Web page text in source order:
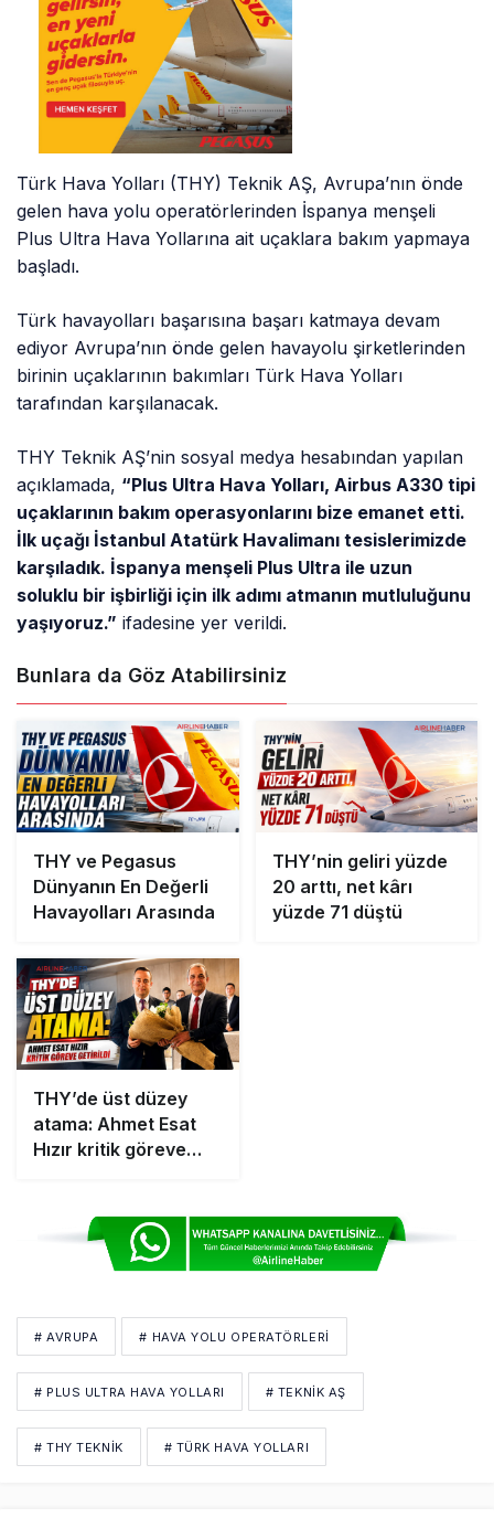
Türk Hava Yolları (THY) Teknik AŞ, Avrupa’nın önde
gelen hava yolu operatörlerinden İspanya menşeli
Plus Ultra Hava Yollarına ait uçaklara bakım yapmaya
başladı.
Türk havayolları başarısına başarı katmaya devam
ediyor Avrupa’nın önde gelen havayolu şirketlerinden
birinin uçaklarının bakımları Türk Hava Yolları
tarafından karşılanacak.
THY Teknik AŞ’nin sosyal medya hesabından yapılan
açıklamada, “Plus Ultra Hava Yolları, Airbus A330 tipi
uçaklarının bakım operasyonlarını bize emanet etti.
İlk uçağı İstanbul Atatürk Havalimanı tesislerimizde
karşıladık. İspanya menşeli Plus Ultra ile uzun
soluklu bir işbirliği için ilk adımı atmanın mutluluğunu
yaşıyoruz.” ifadesine yer verildi.
Bunlara da Göz Atabilirsiniz
THY ve Pegasus
Dünyanın En Değerli
Havayolları Arasında
THY’nin geliri yüzde
20 arttı, net kârı
yüzde 71 düştü
THY’de üst düzey
atama: Ahmet Esat
Hızır kritik göreve
# AVRUPA # HAVA YOLU OPERATÖRLERI
# PLUS ULTRA HAVA YOLLARI # TEKNIK AŞ
# THY TEKNIK # TÜRK HAVA YOLLARI